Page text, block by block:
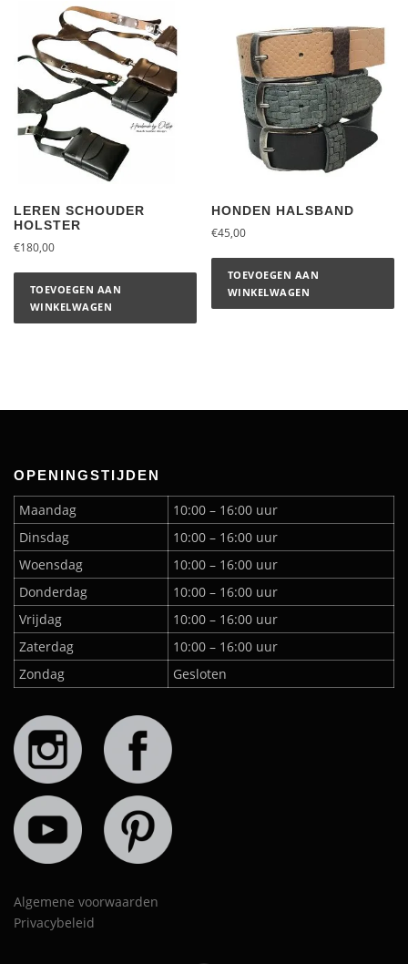
LEREN SCHOUDER
HOLSTER
€180,00
TOEVOEGEN AAN
WINKELWAGEN
HONDEN HALSBAND
€45,00
TOEVOEGEN AAN
WINKELWAGEN
OPENINGSTIJDEN
Maandag
10:00 – 16:00 uur
Dinsdag
10:00 – 16:00 uur
Woensdag
10:00 – 16:00 uur
Donderdag
10:00 – 16:00 uur
Vrijdag
10:00 – 16:00 uur
Zaterdag
10:00 – 16:00 uur
Zondag
Gesloten
Algemene voorwaarden
Privacybeleid